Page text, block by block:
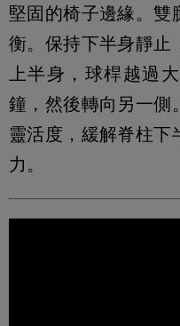
堅固的椅子邊緣。雙
衡。保持下半身靜止
上半身，球桿越過
鐘，然後轉向另一側
靈活度，緩解脊柱
力。